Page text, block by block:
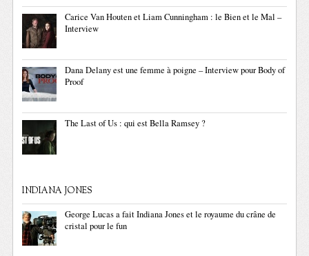
Carice Van Houten et Liam Cunningham : le Bien et le Mal –
Interview
Dana Delany est une femme à poigne – Interview pour Body of
Proof
The Last of Us : qui est Bella Ramsey ?
INDIANA JONES
George Lucas a fait Indiana Jones et le royaume du crâne de
cristal pour le fun